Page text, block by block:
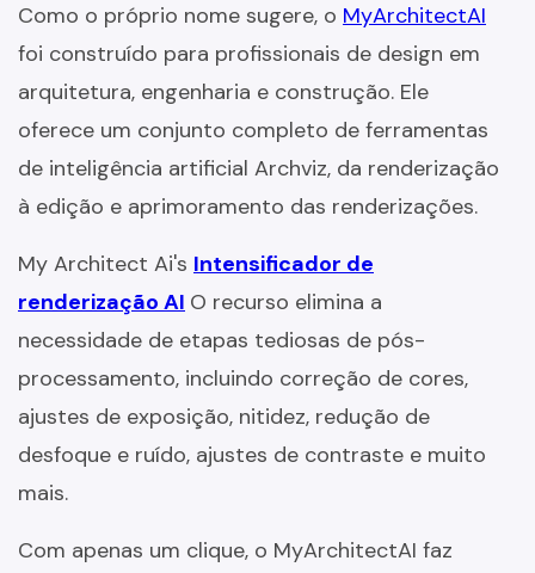
Como o próprio nome sugere, o MyArchitectAI
foi construído para profissionais de design em
arquitetura, engenharia e construção. Ele
oferece um conjunto completo de ferramentas
de inteligência artificial Archviz, da renderização
à edição e aprimoramento das renderizações.
My Architect Ai's Intensificador de
renderização AI O recurso elimina a
necessidade de etapas tediosas de pós-
processamento, incluindo correção de cores,
ajustes de exposição, nitidez, redução de
desfoque e ruído, ajustes de contraste e muito
mais.
Com apenas um clique, o MyArchitectAI faz